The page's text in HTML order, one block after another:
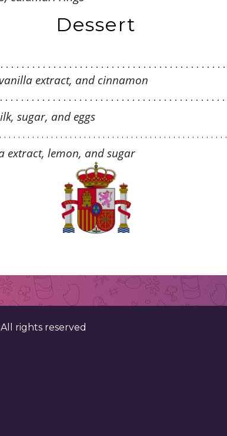
. . . . . . . . . . . . . . . . . . . . . . . .
. . . . . . . . . . . . . . . . . . . . . . . .
. . . . . . . . . . . . . . . . . . . . . . .
. . . . . . . . . . . . . . . . . . . .
. . . . . . . . . . . . . . . . . . . . . . . . . . . . . . . . . . . . . . . . . . .
. . . . . . . . . . . . . . . . . . . . . . . . . . . . . . . . . . . . . . . . . . .
. . . . . . . . . . . . . . . . . . . . . . . . . . . . . . . . . . . . . . . . . . . .
. . . . . . . . . . . . . . . . . . . . . . . . . . . . . . . . . . . . . . . . . .
. . . . . . . . . . . . . . . . . . . . . . . . . . . . . . . . . . . . . . . . . .
Dessert
. . . . . . . . . . . . . . . . . . . . . . . . . . . . . . . . . . . . . . . . .
. . . . . . . . . . . . . . . . . . . . . . . . . . . . . . . . . . . . . . . . . .
. . . . . . . . . . . . . . . . . . . . . . . . . . . . . . . . . . . . . . . . . .
. . . . . . . . . . . . . . . . . . . . . . . . . . . . . . . . . . . . . . . . . .
. . . . . . . . . . . . . . . . . . . . . . . . . . . . . . . . . . . . . . . . . . .
. . . . . . . . . . . . . . . . . . . . . . . . . . . . . . . . . . . . . . . . .
. . . . . . . . . . . . . . . . . . . . . . . . . . . . . . . . . . . . . . . . . .
. . . . . . . . . . . . . . . . . . . . . . . . . . . . . . . . . . . . . . . . . .
. . . . . . . . . . . . . . . . . . . . . . . . . . . . . . . . . . . . . . . . . . . .
extract, and cinnamon
. . . . . . . . . . . . . . . . . . . . . . . . . . . . . . . . . . . . . . . . .
. . . . . . . . . . . . . . . . . . . . . . . . . . . . . . . . . . . . . . . . .
. . . . . . . . . . . . . . . . . . . . . . . . . . . . . . . . . . . . . . . . . .
. . . . . . . . . . . . . . . . . . . . . . . . . . . . . . . . . . . . . . . .
. . . . . . . . . . . . . . . . . . . . . . . . . . . . . . . . . . . . . . . . .
. . . . . . . . . . . . . . . . . . . . . . . . . . . . . . . . . . . . . . . . .
. . . . . . . . . . . . . . . . . . . . . . . . . . . . . . . . . . . . . . . . . .
sugar, and eggs
. . . . . . . . . . . . . . . . . . . . . . . . . . . . . . . . . . . . . . . . . . . . . . .
. . . . . . . . . . . . . . . . . . . . . . . . . . . . . . . . . . . . . . . . . . . . . . . .
. . . . . . . . . . . . . . . . . . . . . . . . . . . . . . . . . . . . . . . . . . . . . . . .
. . . . . . . . . . . . . . . . . . . . . . . . . . . . . . . . . . . . . . . . . . . . . . . .
. . . . . . . . . . . . . . . . . . . . . . . . . . . . . . . . . . . . . . . . . . . . . . . .
. . . . . . . . . . . . . . . . . . . . . . . . . . . . . . . . . . . . . . . . . . . . . . . .
. . . . . . . . . . . . . . . . . . . . . . . . . . . . . . . . . . . . . . . . . . . . . . . .
. . . . . . . . . . . . . . . . . . . . . . . . . . . . . . . . . . . . . . . . . . . . . . . .
. . . . . . . . . . . . . . . . . . . . . . . . . . . . . . . . . . . . . . .
extract, lemon, and sugar
All rights reserved